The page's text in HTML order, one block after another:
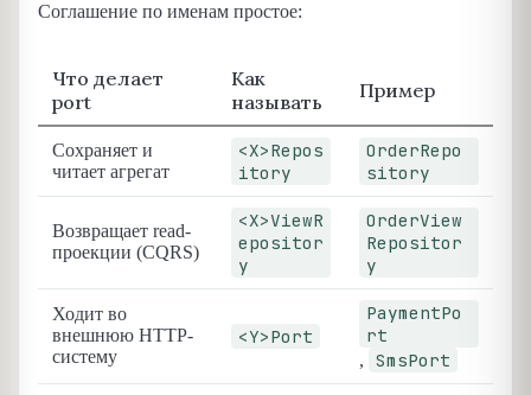
Соглашение по именам простое:
Что делает
port
Как
называть
Пример
Сохраняет и
читает агрегат
<X>Repos
itory
OrderRepo
sitory
Возвращает read-
проекции (CQRS)
<X>ViewR
epositor
y
OrderView
Repositor
y
Ходит во
внешнюю HTTP-
систему
<Y>Port
PaymentPo
rt
, SmsPort